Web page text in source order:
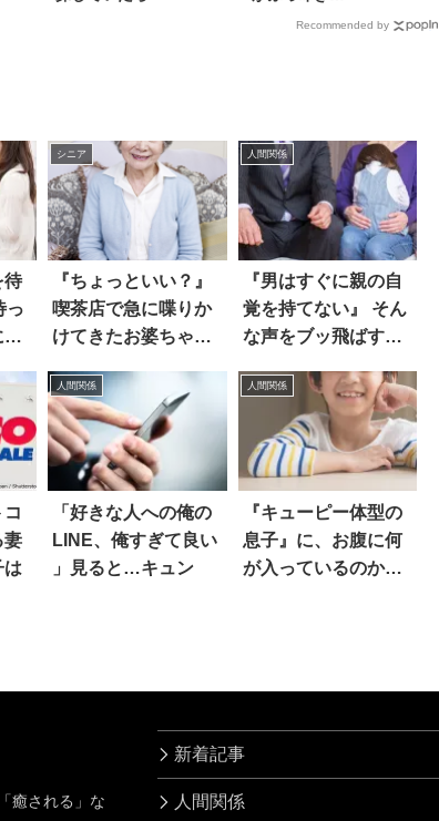
Recommended by
待
っ
…
シニア
『ちょっといい？』
喫茶店で急に喋りか
けてきたお婆ちゃ
くなった
人間関係
『男はすぐに親の自
覚を持てない』 そん
な声をブッ飛ばす反
コ
妻
は
人間関係
「好きな人への俺の
LINE、俺すぎて良い
」見ると…キュン
人間関係
『キューピー体型の
息子』に、お腹に何
が入っているのか聞
癒される」な
新着記事
人間関係